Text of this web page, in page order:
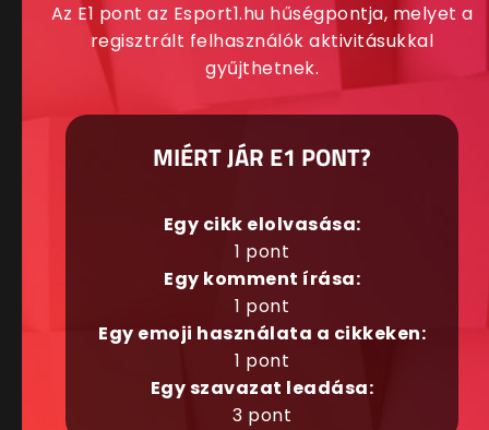
Az E1 pont az Esport1.hu hűségpontja, melyet a
regisztrált felhasználók aktivitásukkal
gyűjthetnek.
MIÉRT JÁR E1 PONT?
Egy cikk elolvasása:
1 pont
Egy komment írása:
1 pont
Egy emoji használata a cikkeken:
1 pont
Egy szavazat leadása:
3 pont